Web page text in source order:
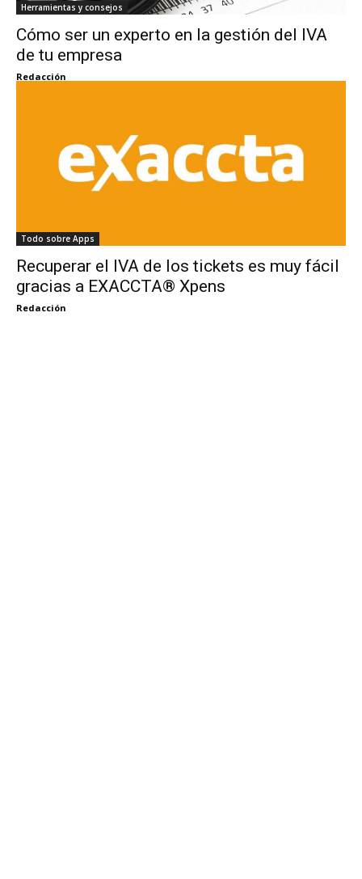
Herramientas y consejos
Cómo ser un experto en la gestión del IVA
de tu empresa
Redacción
Todo sobre Apps
Recuperar el IVA de los tickets es muy fácil
gracias a EXACCTA® Xpens
Redacción